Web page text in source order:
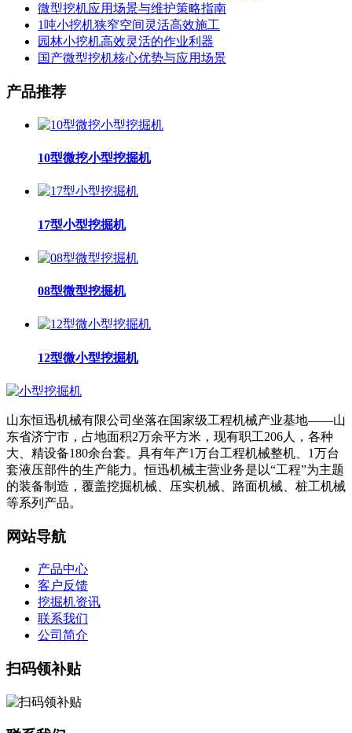
微型挖机应用场景与维护策略指南
1吨小挖机狭窄空间灵活高效施工
园林小挖机高效灵活的作业利器
国产微型挖机核心优势与应用场景
产品推荐
10型微挖小型挖掘机
17型小型挖掘机
08型微型挖掘机
12型微小型挖掘机
山东恒迅机械有限公司坐落在国家级工程机械产业基地——山
东省济宁市，占地面积2万余平方米，现有职工206人，各种
大、精设备180余台套。具有年产1万台工程机械整机、1万台
套液压部件的生产能力。恒迅机械主营业务是以“工程”为主题
的装备制造，覆盖挖掘机械、压实机械、路面机械、桩工机械
等系列产品。
网站导航
产品中心
客户反馈
挖掘机资讯
联系我们
公司简介
扫码领补贴